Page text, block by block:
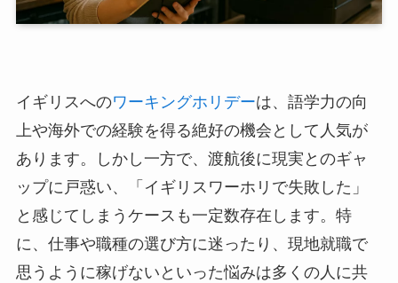
イギリスへのワーキングホリデーは、語学力の向
上や海外での経験を得る絶好の機会として人気が
あります。しかし一方で、渡航後に現実とのギャ
ップに戸惑い、「イギリスワーホリで失敗した」
と感じてしまうケースも一定数存在します。特
に、仕事や職種の選び方に迷ったり、現地就職で
思うように稼げないといった悩みは多くの人に共